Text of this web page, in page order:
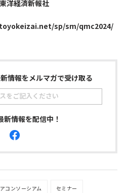
洋経済新報社
sp/sm/qmc2024/
情報をメルマガで受け取る
新情報を配信中！
コンソーシアム セミナー